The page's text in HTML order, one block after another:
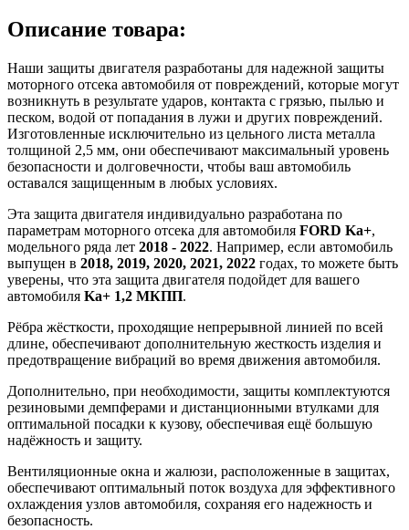
Описание товара:
Наши защиты двигателя разработаны для надежной защиты
моторного отсека автомобиля от повреждений, которые могут
возникнуть в результате ударов, контакта с грязью, пылью и
песком, водой от попадания в лужи и других повреждений.
Изготовленные исключительно из цельного листа металла
толщиной 2,5 мм, они обеспечивают максимальный уровень
безопасности и долговечности, чтобы ваш автомобиль
оставался защищенным в любых условиях.
Эта защита двигателя индивидуально разработана по
параметрам моторного отсека для автомобиля FORD Ka+,
модельного ряда лет 2018 - 2022. Например, если автомобиль
выпущен в 2018, 2019, 2020, 2021, 2022 годах, то можете быть
уверены, что эта защита двигателя подойдет для вашего
автомобиля Ka+ 1,2 МКПП.
Рёбра жёсткости, проходящие непрерывной линией по всей
длине, обеспечивают дополнительную жесткость изделия и
предотвращение вибраций во время движения автомобиля.
Дополнительно, при необходимости, защиты комплектуются
резиновыми демпферами и дистанционными втулками для
оптимальной посадки к кузову, обеспечивая ещё большую
надёжность и защиту.
Вентиляционные окна и жалюзи, расположенные в защитах,
обеспечивают оптимальный поток воздуха для эффективного
охлаждения узлов автомобиля, сохраняя его надежность и
безопасность.